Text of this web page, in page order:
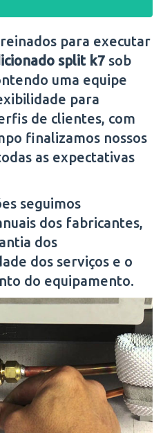
para executar
split k7 sob
uma equipe
para
de clientes, com
finalizamos nossos
as expectativas
seguimos
dos fabricantes,
dos
dos serviços e o
do equipamento.